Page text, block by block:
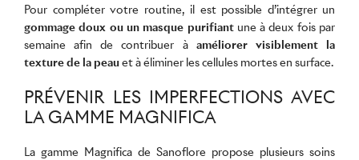
Pour compléter votre routine, il est possible d’intégrer un
gommage doux ou un masque purifiantune à deux fois par
semaine afin de contribuer à améliorer visiblement la
texture de la peauet à éliminer les cellules mortes en surface.
PRÉVENIR LES IMPERFECTIONS AVEC
LA GAMME MAGNIFICA
La gamme Magnifica de Sanoflore propose plusieurs soins